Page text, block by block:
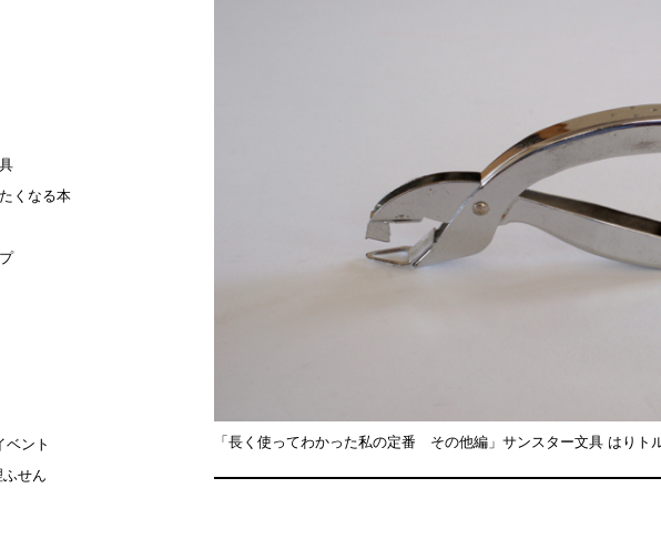
「長く使ってわかった私の定番 その他編」サンスター文具 はりト
くなる本
ベント
せん